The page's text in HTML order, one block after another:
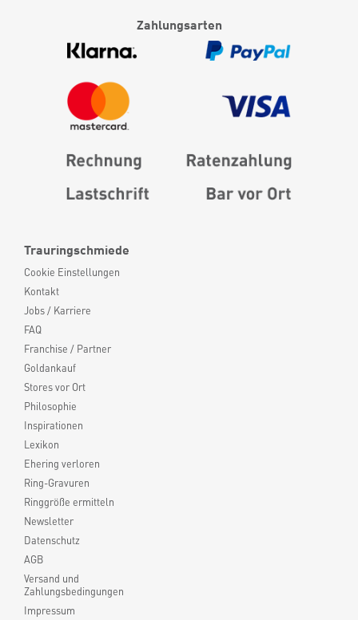
Trauringschmiede
Cookie Einstellungen
Kontakt
Jobs / Karriere
FAQ
Franchise / Partner
Goldankauf
Stores vor Ort
Philosophie
Inspirationen
Lexikon
Ehering verloren
Ring-Gravuren
Ringgröße ermitteln
Newsletter
Datenschutz
AGB
Versand und
Zahlungsbedingungen
Impressum
Zahlungsarten